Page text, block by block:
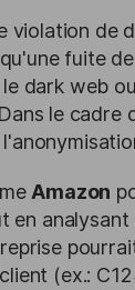
violation de
fuite
dark web
le cadre
Amazon
en
(ex.: